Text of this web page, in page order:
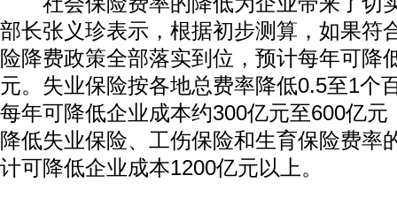
部长张义珍表示，根据初步测算，如果符
险降费政策全部落实到位，预计每年可降
元。失业保险按各地总费率降低0.5至1个
每年可降低企业成本约300亿元至600亿元
降低失业保险、工伤保险和生育保险费率
计可降低企业成本1200亿元以上。